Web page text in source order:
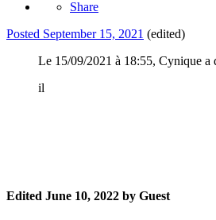
Share
Posted September 15, 2021 (edited)
Le 15/09/2021 à 18:55, Cynique a
il
Edited June 10, 2022 by Guest